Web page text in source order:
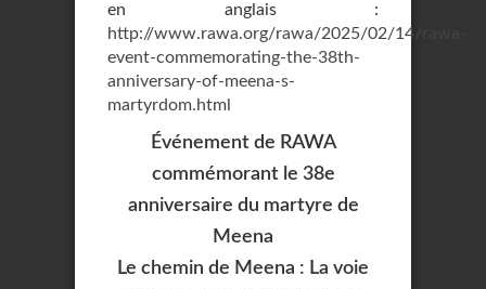
en anglais :
http://www.rawa.org/rawa/2025/02/14/rawa-
event-commemorating-the-38th-
anniversary-of-meena-s-
martyrdom.html
Événement de RAWA
commémorant le 38e
anniversaire du martyre de
Meena
Le chemin de Meena : La voie